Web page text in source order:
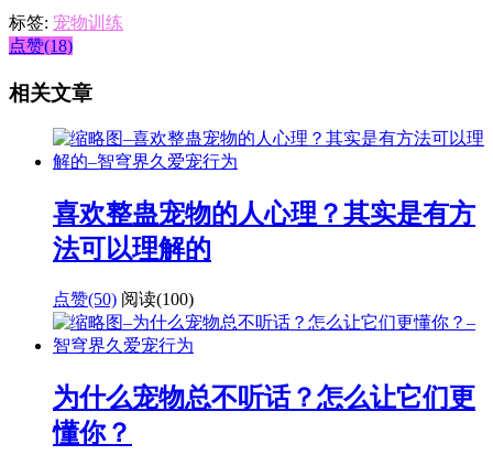
标签: 宠物训练
点赞(18)
相关文章
喜欢整蛊宠物的人心理？其实是有方
法可以理解的
点赞(50) 阅读(100)
为什么宠物总不听话？怎么让它们更
懂你？